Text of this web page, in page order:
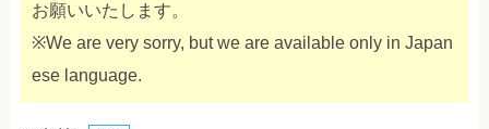
お願いいたします。
※We are very sorry, but we are available only in Japan
ese language.